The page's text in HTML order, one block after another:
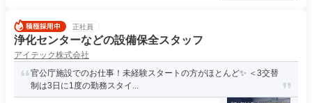
正社員
浄化センターなどの設備保全スタッフ
アイテック株式会社
官公庁施設でのお仕事！未経験スタートの方がほとんど✨️ ＜3交替
制は3日に1度の勤務スタイ...